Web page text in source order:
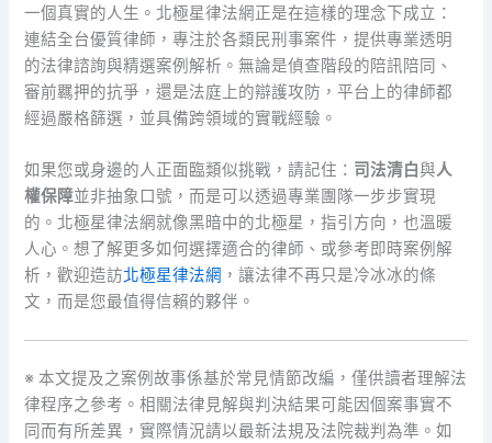
一個真實的人生。北極星律法網正是在這樣的理念下成立：
連結全台優質律師，專注於各類民刑事案件，提供專業透明
的法律諮詢與精選案例解析。無論是偵查階段的陪訊陪同、
審前羈押的抗爭，還是法庭上的辯護攻防，平台上的律師都
經過嚴格篩選，並具備跨領域的實戰經驗。
如果您或身邊的人正面臨類似挑戰，請記住： 司法清白與人
權保障並非抽象口號，而是可以透過專業團隊一步步實現
的。北極星律法網就像黑暗中的北極星，指引方向，也溫暖
人心。想了解更多如何選擇適合的律師、或參考即時案例解
析，歡迎造訪北極星律法網 ，讓法律不再只是冷冰冰的條
文，而是您最值得信賴的夥伴。
※ 本文提及之案例故事係基於常見情節改編，僅供讀者理解法
律程序之參考。相關法律見解與判決結果可能因個案事實不
同而有所差異，實際情況請以最新法規及法院裁判為準。如